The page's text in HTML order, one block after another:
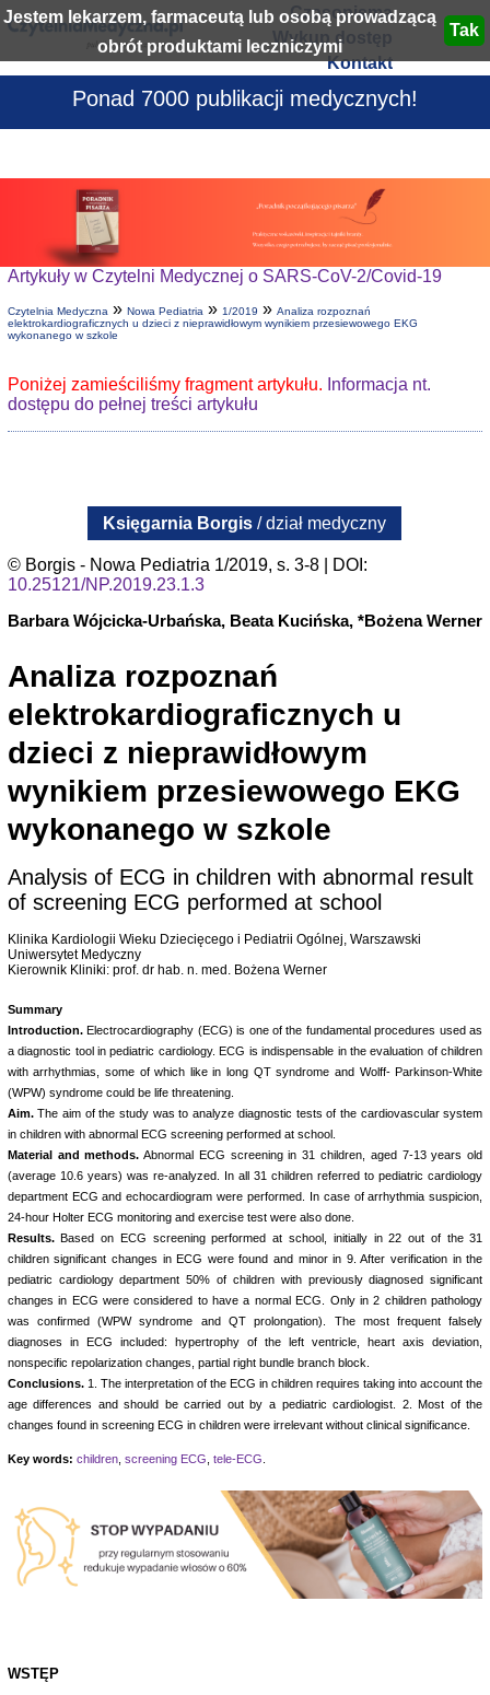
Jestem lekarzem, farmaceutą lub osobą prowadzącą
obrót produktami leczniczymi
Czasopisma
Wykup dostęp
Kontakt
Ponad 7000 publikacji medycznych!
Artykuły w Czytelni Medycznej o SARS-CoV-2/Covid-19
Czytelnia Medyczna» Nowa Pediatria» 1/2019 » Analiza rozpoznań
elektrokardiograficznych u dzieci z nieprawidłowym wynikiem przesiewowego EKG
wykonanego w szkole
Poniżej zamieściliśmy fragment artykułu. Informacja nt.
dostępu do pełnej treści artykułu
Księgarnia Borgis / dział medyczny
© Borgis - Nowa Pediatria 1/2019, s. 3-8 | DOI:
10.25121/NP.2019.23.1.3
Barbara Wójcicka-Urbańska, Beata Kucińska, *Bożena Werner
Analiza rozpoznań
elektrokardiograficznych u
dzieci z nieprawidłowym
wynikiem przesiewowego EKG
wykonanego w szkole
Analysis of ECG in children with abnormal result
of screening ECG performed at school
Klinika Kardiologii Wieku Dziecięcego i Pediatrii Ogólnej, Warszawski
Uniwersytet Medyczny
Kierownik Kliniki: prof. dr hab. n. med. Bożena Werner
Summary
Introduction.Electrocardiography (ECG) is one of the fundamental procedures used as
a diagnostic tool in pediatric cardiology. ECG is indispensable in the evaluation of children
with arrhythmias, some of which like in long QT syndrome and Wolff- Parkinson-White
(WPW) syndrome could be life threatening.
Aim.The aim of the study was to analyze diagnostic tests of the cardiovascular system
in children with abnormal ECG screening performed at school.
Material and methods. Abnormal ECG screening in 31 children, aged 7-13 years old
(average 10.6 years) was re-analyzed. In all 31 children referred to pediatric cardiology
department ECG and echocardiogram were performed. In case of arrhythmia suspicion,
24-hour Holter ECG monitoring and exercise test were also done.
Results. Based on ECG screening performed at school, initially in 22 out of the 31
children significant changes in ECG were found and minor in 9. After verification in the
pediatric cardiology department 50% of children with previously diagnosed significant
changes in ECG were considered to have a normal ECG. Only in 2 children pathology
was confirmed (WPW syndrome and QT prolongation). The most frequent falsely
diagnoses in ECG included: hypertrophy of the left ventricle, heart axis deviation,
nonspecific repolarization changes, partial right bundle branch block.
Conclusions.1. The interpretation of the ECG in children requires taking into account the
age differences and should be carried out by a pediatric cardiologist. 2. Most of the
changes found in screening ECG in children were irrelevant without clinical significance.
Key words: children, screening ECG, tele-ECG.
WSTĘP